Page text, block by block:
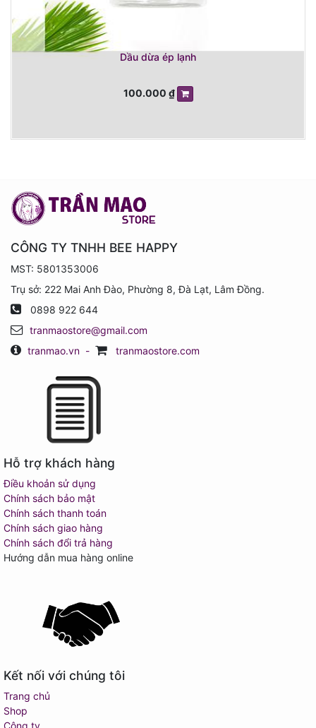
Dầu dừa ép lạnh
100.000 ₫
CÔNG TY TNHH BEE HAPPY
MST: 5801353006
Trụ sở: 222 Mai Anh Đào, Phường 8, Đà Lạt, Lâm Đồng.
0898 922 644
tranmaostore@gmail.com
tranmao.vn - tranmaostore.com
Hỗ trợ khách hàng
Điều khoản sử dụng
Chính sách bảo mật
Chính sách thanh toán
Chính sách giao hàng
Chính sách đổi trả hàng
Hướng dẫn mua hàng online
Kết nối với chúng tôi
Trang chủ
Shop